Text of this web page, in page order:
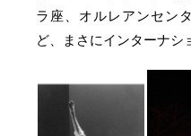
ラ座、オルレアンセン
ど、まさにインターナシ